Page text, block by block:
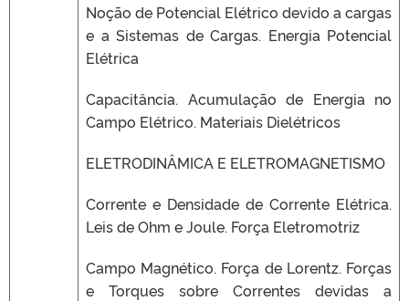
Noção de Potencial Elétrico devido a cargas
e a Sistemas de Cargas. Energia Potencial
Elétrica
Capacitância. Acumulação de Energia no
Campo Elétrico. Materiais Dielétricos
ELETRODINÂMICA E ELETROMAGNETISMO
Corrente e Densidade de Corrente Elétrica.
Leis de Ohm e Joule. Força Eletromotriz
Campo Magnético. Força de Lorentz. Forças
e Torques sobre Correntes devidas a